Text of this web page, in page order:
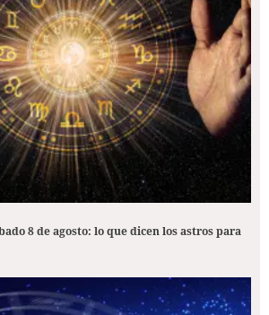
8 de agosto: lo que dicen los astros para